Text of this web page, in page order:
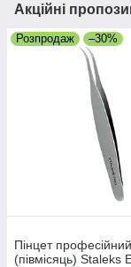
Акційні
Розпродаж –30%
Пінцет
(півмісяць) Staleks